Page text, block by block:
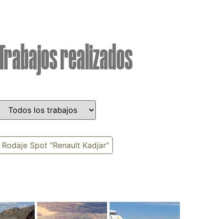
realizados
Rodaje Spot "Renault Kadjar"